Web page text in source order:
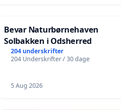
Bevar Naturbørnehaven
Solbakken i Odsherred
204 underskrifter
204 Underskrifter / 30 dage
5 Aug 2026